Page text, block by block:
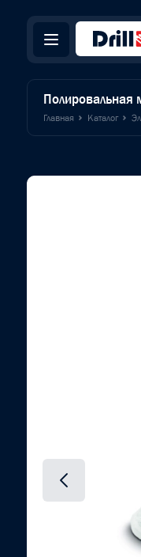
Полировальная
Главная Каталог